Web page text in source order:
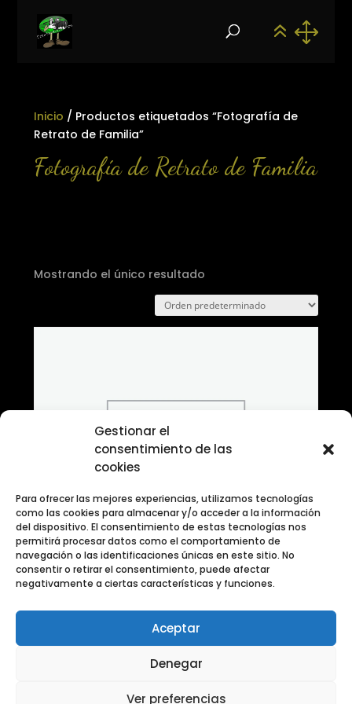
Gestionar el
consentimiento de las
cookies
Para ofrecer las mejores experiencias, utilizamos tecnologías
como las cookies para almacenar y/o acceder a la información
del dispositivo. El consentimiento de estas tecnologías nos
permitirá procesar datos como el comportamiento de
navegación o las identificaciones únicas en este sitio. No
consentir o retirar el consentimiento, puede afectar
negativamente a ciertas características y funciones.
Aceptar
Denegar
Ver preferencias
Inicio / Productos etiquetados “Fotografía de
Retrato de Familia”
Fotografía de Retrato de Familia
Mostrando el único resultado
Banco de fotografias Retrato Tematico